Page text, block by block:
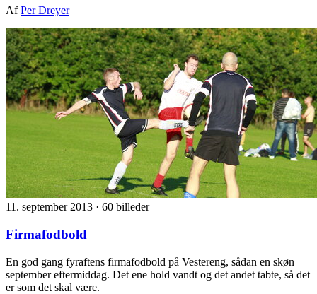
AfPer Dreyer
11. september 2013 · 60 billeder
Firmafodbold
En god gang fyraftens firmafodbold på Vestereng, sådan en skøn
september eftermiddag. Det ene hold vandt og det andet tabte, så det
er som det skal være.